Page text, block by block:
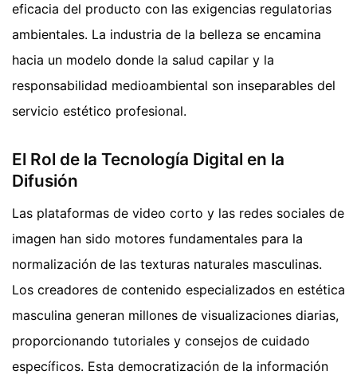
eficacia del producto con las exigencias regulatorias
ambientales. La industria de la belleza se encamina
hacia un modelo donde la salud capilar y la
responsabilidad medioambiental son inseparables del
servicio estético profesional.
El Rol de la Tecnología Digital en la
Difusión
Las plataformas de video corto y las redes sociales de
imagen han sido motores fundamentales para la
normalización de las texturas naturales masculinas.
Los creadores de contenido especializados en estética
masculina generan millones de visualizaciones diarias,
proporcionando tutoriales y consejos de cuidado
específicos. Esta democratización de la información